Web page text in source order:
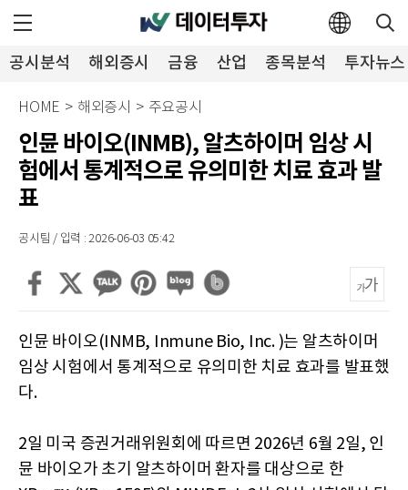
공시분석 해외증시 금융 산업 종목분석 투자뉴스
HOME > 해외증시 > 주요공시
인뮨 바이오(INMB), 알츠하이머 임상 시
험에서 통계적으로 유의미한 치료 효과 발
표
공시팀 / 입력 : 2026-06-03 05:42
인뮨 바이오(INMB, Inmune Bio, Inc. )는 알츠하이머
임상 시험에서 통계적으로 유의미한 치료 효과를 발표했
다.
2일 미국 증권거래위원회에 따르면 2026년 6월 2일, 인
뮨 바이오가 초기 알츠하이머 환자를 대상으로 한